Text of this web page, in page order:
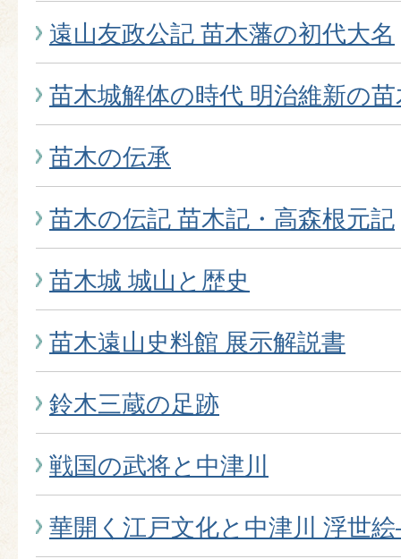
遠山友政公記 苗木藩の初代大名
苗木城解体の時代 明治維新の
苗木の伝承
苗木の伝記 苗木記・高森根元記
苗木城 城山と歴史
苗木遠山史料館 展示解説書
鈴木三蔵の足跡
戦国の武将と中津川
華開く江戸文化と中津川 浮世